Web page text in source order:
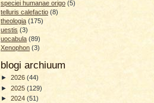
speciei humanae origo (5)
telluris calefactio (8)
theologia (175)
uestis (3)
uocabula (89)
Xenophon (3)
blogi archiuum
► 2026 (44)
► 2025 (129)
► 2024 (51)